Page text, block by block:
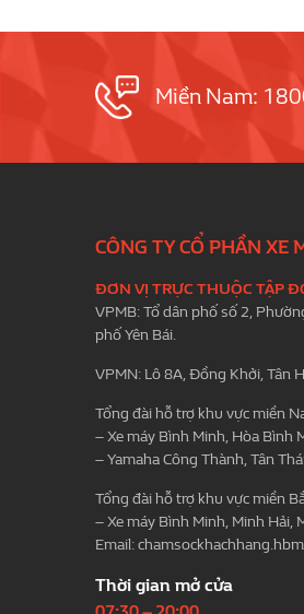
Miền Nam:
CÔNG TY CỔ PHẦN XE
ĐƠN VỊ TRỰC THUỘC TẬP
VPMB: Tổ dân phố số 2,
phố Yên Bái.
VPMN: Lô 8A, Đồng Khởi, Tân
Tổng đài hỗ trợ khu vực miền
– Xe máy Bình Minh, Hòa Bình
– Yamaha Công Thành, Tân
Tổng đài hỗ trợ khu vực miền
– Xe máy Bình Minh, Minh Hải,
Email:
Thời gian mở cửa